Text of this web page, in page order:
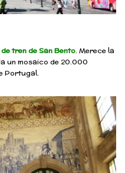
tren de San Bento. Merece la
un mosaico de 20.000
Portugal.